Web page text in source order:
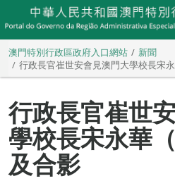
澳門特別行政區政府入口網站
新聞
行政長官崔世安會見澳門大學校長宋
行政長官崔世
學校長宋永華
及合影